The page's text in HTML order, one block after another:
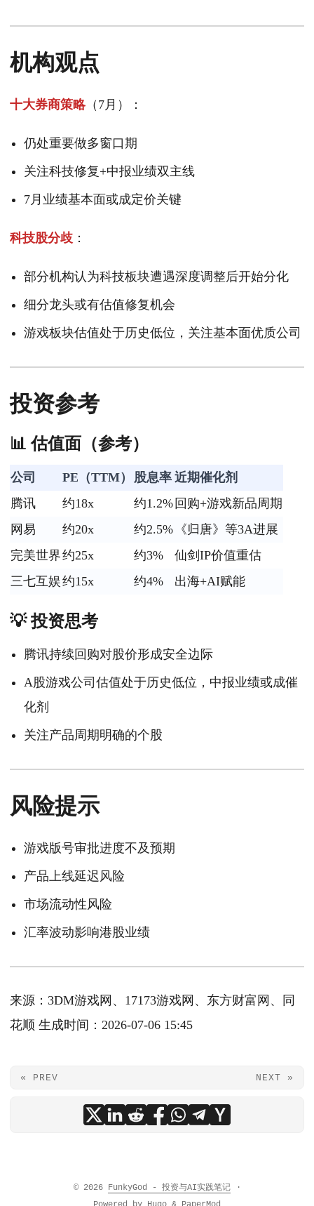
机构观点
十大券商策略 （7月）：
仍处重要做多窗口期
关注科技修复+中报业绩双主线
7月业绩基本面或成定价关键
科技股分歧 ：
部分机构认为科技板块遭遇深度调整后开始分化
细分龙头或有估值修复机会
游戏板块估值处于历史低位，关注基本面优质公司
投资参考
📊 估值面（参考）
公司 PE（TTM） 股息率 近期催化剂
腾讯
约18x 约1.2% 回购+游戏新品周期
网易
约20x 约2.5% 《归唐》等3A进展
完美世界约25x 约3%
仙剑IP价值重估
三七互娱约15x 约4% 出海+AI赋能
💡 投资思考
腾讯持续回购对股价形成安全边际
A股游戏公司估值处于历史低位，中报业绩或成催
化剂
关注产品周期明确的个股
风险提示
游戏版号审批进度不及预期
产品上线延迟风险
市场流动性风险
汇率波动影响港股业绩
来源：3DM游戏网、17173游戏网、东方财富网、同
花顺 生成时间：2026-07-06 15:45
« PREV NEXT »
© 2026 FunkyGod - 投资与AI实践笔记 ·